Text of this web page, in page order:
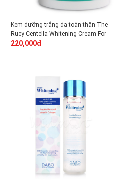
Kem dưỡng trắng da toàn thân The
Rucy Centella Whitening Cream For
Body
220,000đ